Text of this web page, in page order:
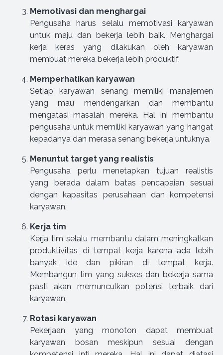
Memotivasi dan menghargai
Pengusaha harus selalu memotivasi karyawan
untuk maju dan bekerja lebih baik. Menghargai
kerja keras yang dilakukan oleh karyawan
membuat mereka bekerja lebih produktif.
Memperhatikan karyawan
Setiap karyawan senang memiliki manajemen
yang mau mendengarkan dan membantu
mengatasi masalah mereka. Hal ini membantu
pengusaha untuk memiliki karyawan yang hangat
kepadanya dan merasa senang bekerja untuknya.
Menuntut target yang realistis
Pengusaha perlu menetapkan tujuan realistis
yang berada dalam batas pencapaian sesuai
dengan kapasitas perusahaan dan kompetensi
karyawan.
Kerja tim
Kerja tim selalu membantu dalam meningkatkan
produktivitas di tempat kerja karena ada lebih
banyak ide dan pikiran di tempat kerja.
Membangun tim yang sukses dan bekerja sama
pasti akan memunculkan potensi terbaik dari
karyawan.
Rotasi karyawan
Pekerjaan yang monoton dapat membuat
karyawan bosan meskipun sesuai dengan